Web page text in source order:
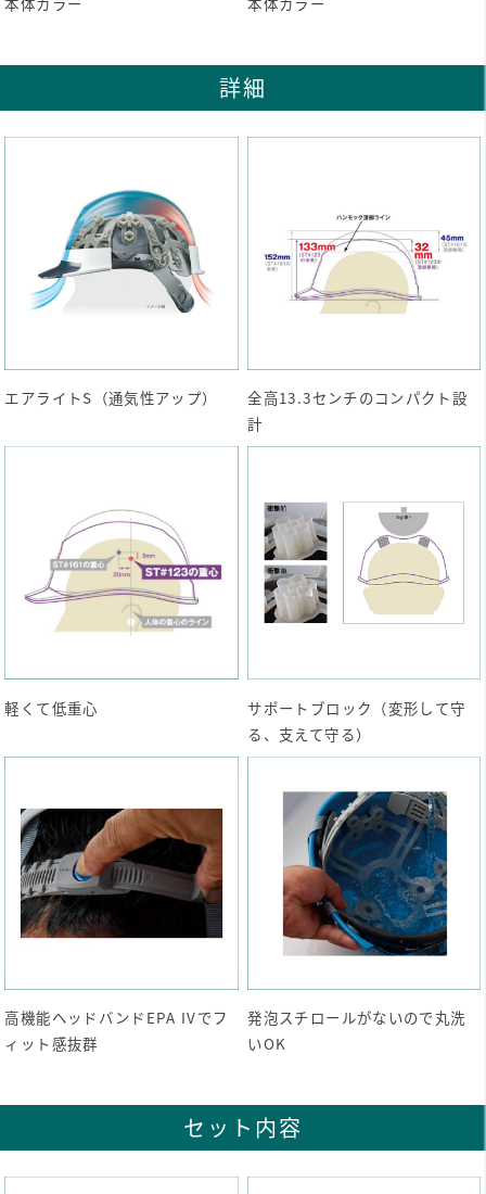
詳細
エアライトS（通気性アップ）
全高13.3センチのコンパクト設
計
軽くて低重心
サポートブロック（変形して守
る、支えて守る）
高機能ヘッドバンドEPA IVでフ
ィット感抜群
発泡スチロールがないので丸洗
いOK
セット内容